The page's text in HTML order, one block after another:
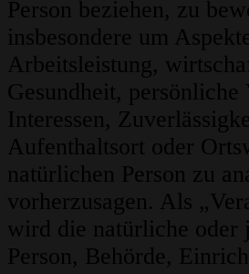
Person beziehen, zu
insbesondere um
Arbeitsleistung,
Gesundheit, persönliche
Interessen,
Aufenthaltsort oder
natürlichen Person zu
vorherzusagen. Als
wird die natürliche oder
Person, Behörde,